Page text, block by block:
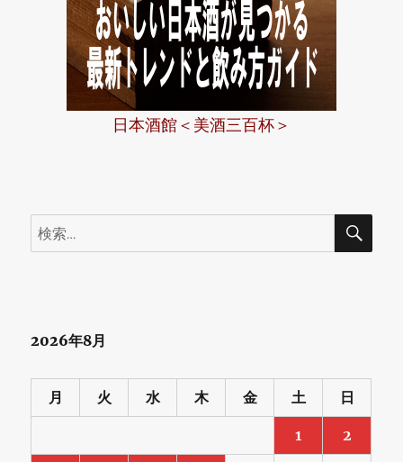
日本酒館＜美酒三百杯＞
検
索:
検
2026年8月
月 火 水 木 金 土 日
1 2